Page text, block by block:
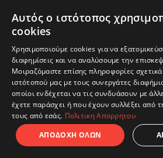
Αυτός ο ιστότοπος
cookies
Χρησιμοποιούμε cookies για να
διαφημίσεις και να αναλύσουμε την
Μοιραζόμαστε επίσης πληροφορίες
ιστότοπού μας με τους συνεργάτες
οποίοι ενδέχεται να τις συνδυάσουν με
έχετε παράσχει ή που έχουν συλλέξει από
τους από εσάς. Πολιτικη Απορρητου
ΑΠΟΔΟΧΗ ΟΛΩΝ